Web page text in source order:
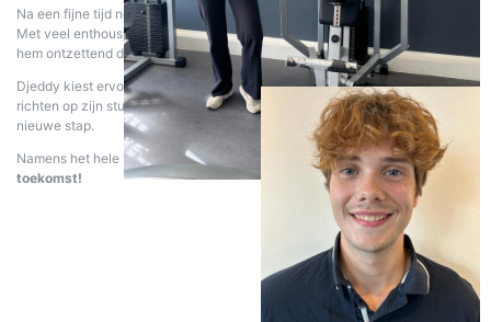
Na een fijne tijd nemen wij afscheid van onze collega Djeddy.
Met veel enthousiasme en inzet heeft hij bij ons gewerkt, en daar zijn wij
hem ontzettend dankbaar voor.
Djeddy kiest ervoor om zich verder te ontwikkelen en gaat zich volledig
richten op zijn studie. Wij wensen hem heel veel succes en plezier bij deze
nieuwe stap.
Namens het hele team:
bedankt Djeddy, en veel succes voor de
toekomst!